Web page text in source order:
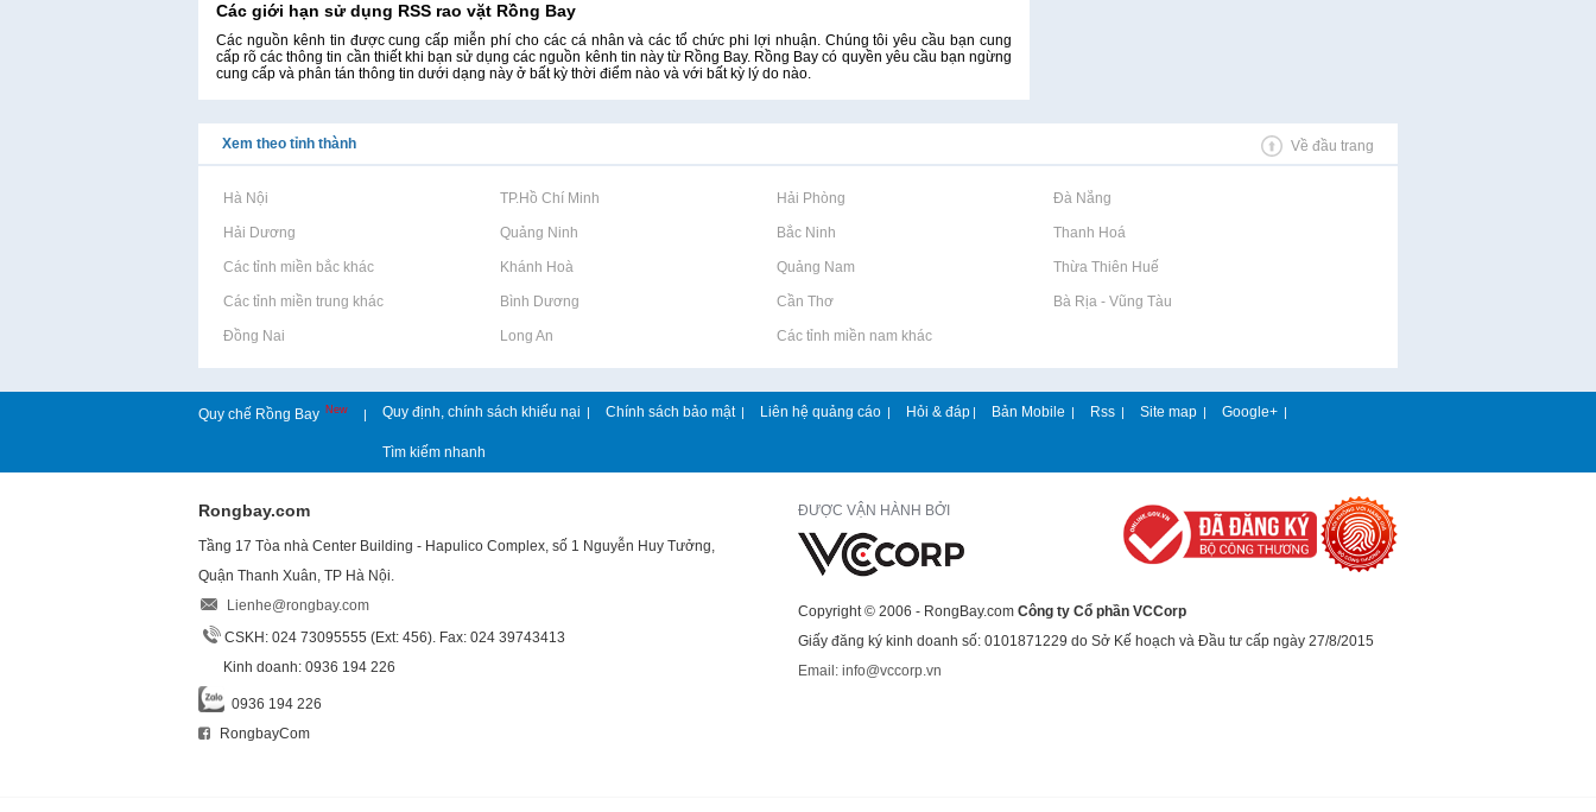
Các giới hạn sử dụng RSS rao vặt Rồng Bay
Các nguồn kênh tin được cung cấp miễn phí cho các cá nhân và các tổ chức phi lợi nhuận. Chúng tôi yêu cầu bạn cung
cấp rõ các thông tin cần thiết khi bạn sử dụng các nguồn kênh tin này từ Rồng Bay. Rồng Bay có quyền yêu cầu bạn ngừng
cung cấp và phân tán thông tin dưới dạng này ở bất kỳ thời điểm nào và với bất kỳ lý do nào.
Xem theo tỉnh thành Về đầu trang
Rao vặt tại Hà Nội Rao vặt tại TP.Hồ Chí Minh Rao vặt tại Hải Phòng Rao vặt tại Đà Nẵng
Rao vặt tại Hải Dương Rao vặt tại Quảng Ninh Rao vặt tại Bắc Ninh Rao vặt tại Thanh Hoá
Rao vặt tại Các tỉnh miền bắc khác Rao vặt tại Khánh Hoà Rao vặt tại Quảng Nam Rao vặt tại Thừa Thiên Huế
Rao vặt tại Các tỉnh miền trung khác Rao vặt tại Bình Dương Rao vặt tại Cần Thơ Rao vặt tại Bà Rịa - Vũng Tàu
Rao vặt tại Đồng Nai Rao vặt tại Long An Rao vặt tại Các tỉnh miền nam khác
Quy chế Rồng Bay New | Quy định, chính sách khiếu nại | Chính sách bảo mật | Liên hệ quảng cáo | Hỏi & đáp | Bản Mobile | Rss | Site map | Google+ |
Tìm kiếm nhanh
Rongbay.com
Tầng 17 Tòa nhà Center Building - Hapulico Complex, số 1 Nguyễn Huy Tưởng,
Quận Thanh Xuân, TP Hà Nội.
Lienhe@rongbay.com
CSKH: 024 73095555 (Ext: 456). Fax: 024 39743413
Kinh doanh: 0936 194 226
0936 194 226
RongbayCom
ĐƯỢC VẬN HÀNH BỞI
Copyright © 2006 - RongBay.com Công ty Cổ phần VCCorp
Giấy đăng ký kinh doanh số: 0101871229 do Sở Kế hoạch và Đầu tư cấp ngày 27/8/2015
Email: info@vccorp.vn